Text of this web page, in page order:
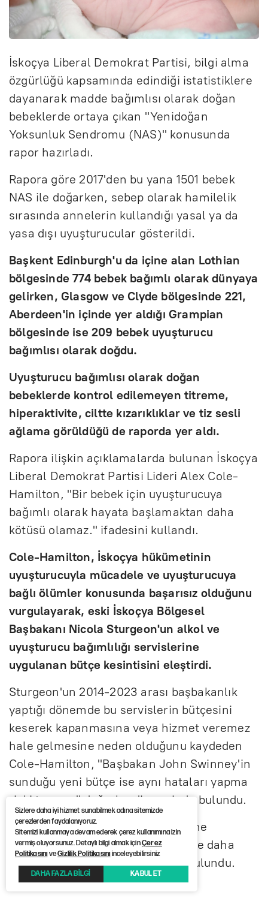
İskoçya Liberal Demokrat Partisi, bilgi alma
özgürlüğü kapsamında edindiği istatistiklere
dayanarak madde bağımlısı olarak doğan
bebeklerde ortaya çıkan "Yenidoğan
Yoksunluk Sendromu (NAS)" konusunda
rapor hazırladı.
Rapora göre 2017'den bu yana 1501 bebek
NAS ile doğarken, sebep olarak hamilelik
sırasında annelerin kullandığı yasal ya da
yasa dışı uyuşturucular gösterildi.
Başkent Edinburgh'u da içine alan Lothian
bölgesinde 774 bebek bağımlı olarak dünyaya
gelirken, Glasgow ve Clyde bölgesinde 221,
Aberdeen'in içinde yer aldığı Grampian
bölgesinde ise 209 bebek uyuşturucu
bağımlısı olarak doğdu.
Uyuşturucu bağımlısı olarak doğan
bebeklerde kontrol edilemeyen titreme,
hiperaktivite, ciltte kızarıklıklar ve tiz sesli
ağlama görüldüğü de raporda yer aldı.
Rapora ilişkin açıklamalarda bulunan İskoçya
Liberal Demokrat Partisi Lideri Alex Cole-
Hamilton, "Bir bebek için uyuşturucuya
bağımlı olarak hayata başlamaktan daha
kötüsü olamaz." ifadesini kullandı.
Cole-Hamilton, İskoçya hükümetinin
uyuşturucuyla mücadele ve uyuşturucuya
bağlı ölümler konusunda başarısız olduğunu
vurgulayarak, eski İskoçya Bölgesel
Başbakanı Nicola Sturgeon'un alkol ve
uyuşturucu bağımlılığı servislerine
uygulanan bütçe kesintisini eleştirdi.
Sturgeon'un 2014-2023 arası başbakanlık
yaptığı dönemde bu servislerin bütçesini
keserek kapanmasına veya hizmet veremez
hale gelmesine neden olduğunu kaydeden
Cole-Hamilton, "Başbakan John Swinney'in
sunduğu yeni bütçe ise aynı hataları yapma
riski taşıyor." değerlendirmesinde bulundu.
Cole-Hamilton, İskoçya hükümetine
bağımlılıkla mücadele hizmetlerine daha
fazla destek vermesi çağrısında bulundu.
Sizlere daha iyi hizmet sunabilmek adına sitemizde
çerezlerden faydalanıyoruz.
Sitemizi kullanmaya devam ederek çerez kullanımına izin
vermiş oluyorsunuz. Detaylı bilgi almak içinÇerez
PolitikasınıveGizlilik Politikasınıinceleyebilirsiniz
DAHA FAZLA BİLGİ KABUL ET